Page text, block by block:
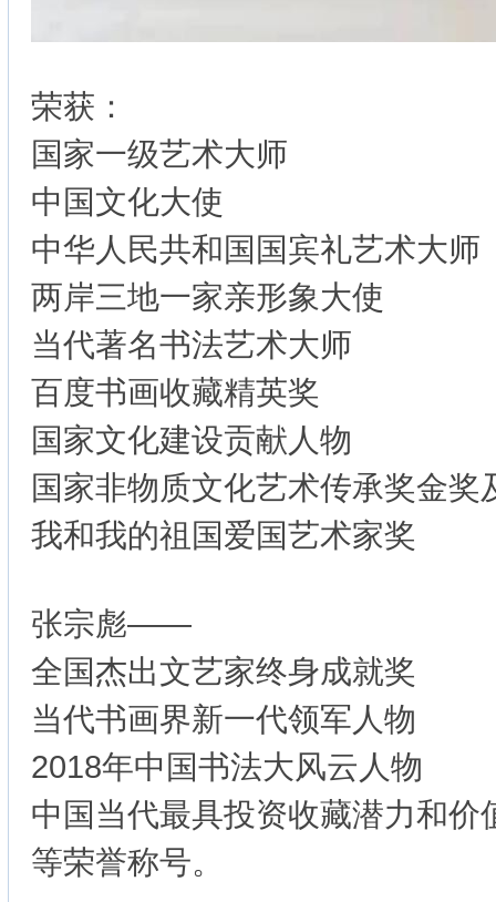
荣获：
国家一级艺术大师
中国文化大使
中华人民共和国国宾礼艺术大师
两岸三地一家亲形象大使
当代著名书法艺术大师
百度书画收藏精英奖
国家文化建设贡献人物
国家非物质文化艺术传承奖金奖
我和我的祖国爱国艺术家奖
张宗彪——
全国杰出文艺家终身成就奖
当代书画界新一代领军人物
2018年中国书法大风云人物
中国当代最具投资收藏潜力和价
等荣誉称号。